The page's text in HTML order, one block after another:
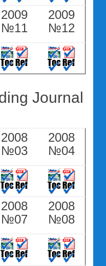
2009
№11
2009
№12
Journal
2008
№03
2008
№04
2008
№07
2008
№08